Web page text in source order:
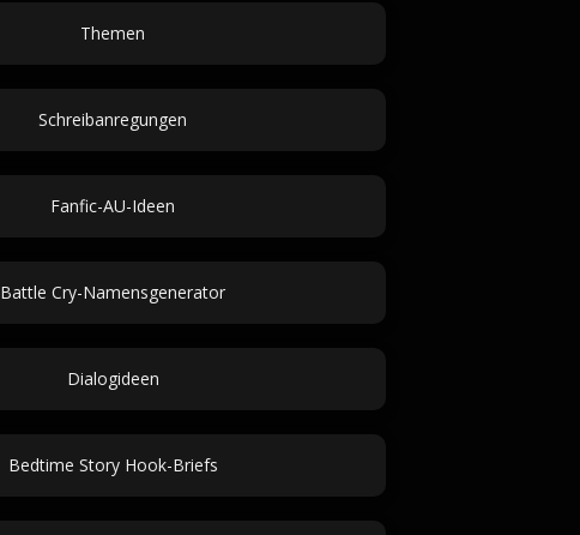
Themen
Schreibanregungen
Fanfic-AU-Ideen
Battle Cry-Namensgenerator
Dialogideen
Bedtime Story Hook-Briefs